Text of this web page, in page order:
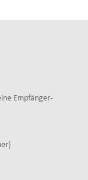
Empfänger-